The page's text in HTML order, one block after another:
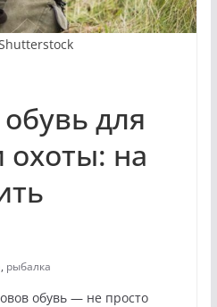
для
на
, рыбалка
обувь — не просто